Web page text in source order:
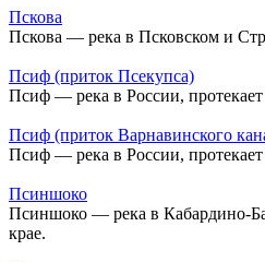
Пскова
Пскова — река в Псковском и
Псиф (приток Псекупса)
Псиф — река в России,
Псиф (приток Варнавинского
Псиф — река в России,
Псиншоко
Псиншоко — река в Кабардино-
крае.